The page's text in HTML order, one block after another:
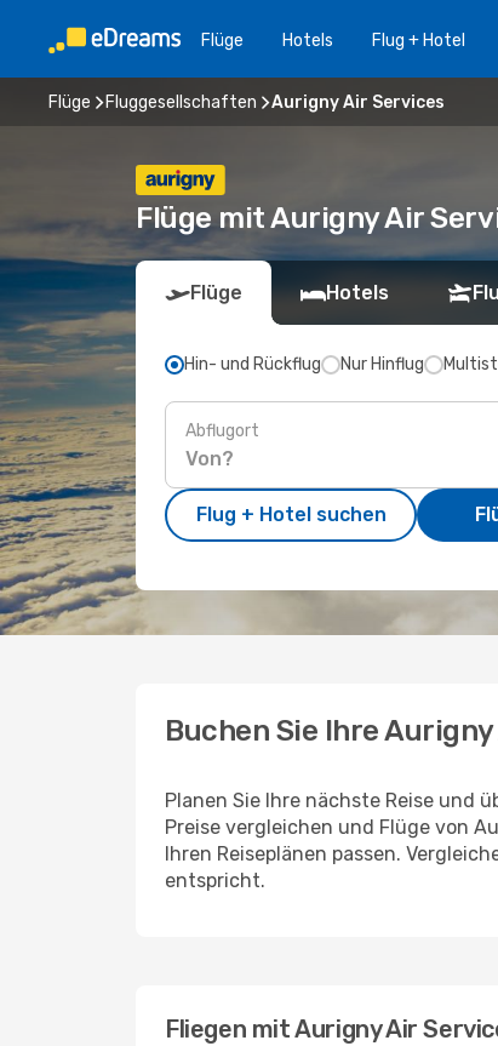
Flüge Hotels Flug + Hotel
Flüge Fluggesellschaften Aurigny Air Services
Flüge mit Aurigny Air
Flüge Hotels
Hin- und Rückflug Nur Hinflug
Abflugort
Flug + Hotel suchen
Buchen Sie Ihre
Planen Sie Ihre nächste Reise und
Preise vergleichen und Flüge von
Ihren Reiseplänen passen.
entspricht.
Fliegen mit Aurigny Air